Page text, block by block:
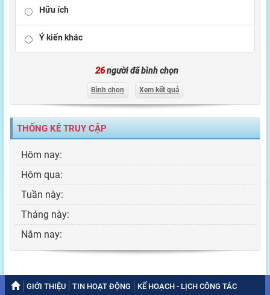
Hữu ích
Ý kiến khác
26người đã bình chọn
Bình chọn Xem kết quả
THỐNG KÊ TRUY CẬP
Hôm nay:
Hôm qua:
Tuần này:
Tháng này:
Năm nay:
GIỚI THIỆU TIN HOẠT ĐỘNG KẾ HOẠCH - LỊCH CÔNG TÁC